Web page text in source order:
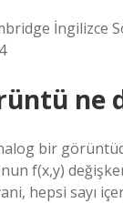
İngilizce
ne
bir
f(x,y)
hepsi sayı